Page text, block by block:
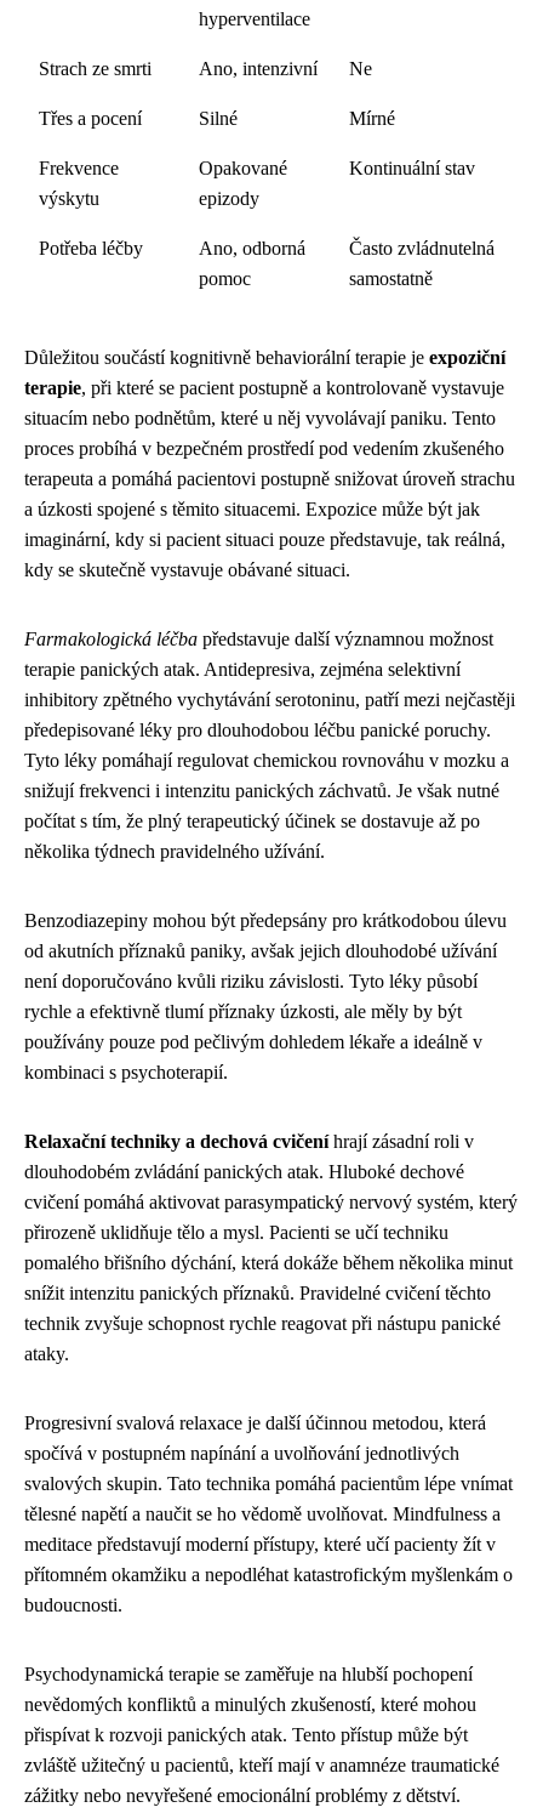
hyperventilace
Strach ze smrti Ano, intenzivní Ne
Třes a pocení Silné Mírné
Frekvence
výskytu
Opakované
epizody
Kontinuální stav
Potřeba léčby
Ano, odborná
pomoc
Často zvládnutelná
samostatně
Důležitou součástí kognitivně behaviorální terapie je expoziční
terapie, při které se pacient postupně a kontrolovaně vystavuje
situacím nebo podnětům, které u něj vyvolávají paniku. Tento
proces probíhá v bezpečném prostředí pod vedením zkušeného
terapeuta a pomáhá pacientovi postupně snižovat úroveň strachu
a úzkosti spojené s těmito situacemi. Expozice může být jak
imaginární, kdy si pacient situaci pouze představuje, tak reálná,
kdy se skutečně vystavuje obávané situaci.
Farmakologická léčba představuje další významnou možnost
terapie panických atak. Antidepresiva, zejména selektivní
inhibitory zpětného vychytávání serotoninu, patří mezi nejčastěji
předepisované léky pro dlouhodobou léčbu panické poruchy.
Tyto léky pomáhají regulovat chemickou rovnováhu v mozku a
snižují frekvenci i intenzitu panických záchvatů. Je však nutné
počítat s tím, že plný terapeutický účinek se dostavuje až po
několika týdnech pravidelného užívání.
Benzodiazepiny mohou být předepsány pro krátkodobou úlevu
od akutních příznaků paniky, avšak jejich dlouhodobé užívání
není doporučováno kvůli riziku závislosti. Tyto léky působí
rychle a efektivně tlumí příznaky úzkosti, ale měly by být
používány pouze pod pečlivým dohledem lékaře a ideálně v
kombinaci s psychoterapií.
Relaxační techniky a dechová cvičeníhrají zásadní roli v
dlouhodobém zvládání panických atak. Hluboké dechové
cvičení pomáhá aktivovat parasympatický nervový systém, který
přirozeně uklidňuje tělo a mysl. Pacienti se učí techniku
pomalého břišního dýchání, která dokáže během několika minut
snížit intenzitu panických příznaků. Pravidelné cvičení těchto
technik zvyšuje schopnost rychle reagovat při nástupu panické
ataky.
Progresivní svalová relaxace je další účinnou metodou, která
spočívá v postupném napínání a uvolňování jednotlivých
svalových skupin. Tato technika pomáhá pacientům lépe vnímat
tělesné napětí a naučit se ho vědomě uvolňovat. Mindfulness a
meditace představují moderní přístupy, které učí pacienty žít v
přítomném okamžiku a nepodléhat katastrofickým myšlenkám o
budoucnosti.
Psychodynamická terapie se zaměřuje na hlubší pochopení
nevědomých konfliktů a minulých zkušeností, které mohou
přispívat k rozvoji panických atak. Tento přístup může být
zvláště užitečný u pacientů, kteří mají v anamnéze traumatické
zážitky nebo nevyřešené emocionální problémy z dětství.